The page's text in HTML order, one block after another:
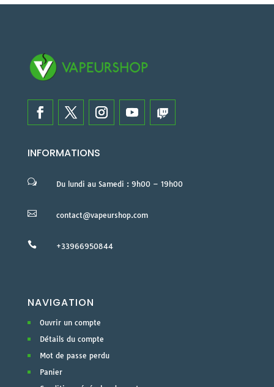
INFORMATIONS
w Du lundi au Samedi : 9h00 – 19h00
 contact@vapeurshop.com
 +33966950844
NAVIGATION
Ouvrir un compte
Détails du compte
Mot de passe perdu
Panier